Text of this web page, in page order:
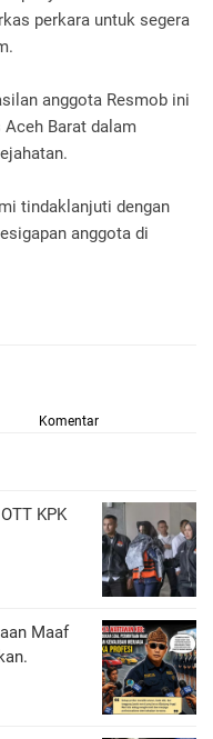
perkara untuk segera
anggota Resmob ini
Barat dalam
tindaklanjuti dengan
anggota di
Komentar
KPK
Maaf